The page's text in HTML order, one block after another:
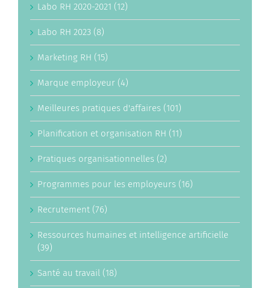
Labo RH 2020-2021 (12)
Labo RH 2023 (8)
Marketing RH (15)
Marque employeur (4)
Meilleures pratiques d'affaires (101)
Planification et organisation RH (11)
Pratiques organisationnelles (2)
Programmes pour les employeurs (16)
Recrutement (76)
Ressources humaines et intelligence artificielle
(39)
Santé au travail (18)